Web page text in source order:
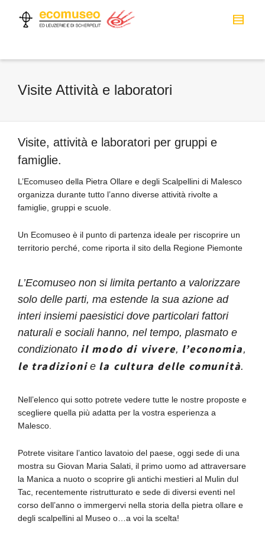
Visite Attività e laboratori
Visite, attività e laboratori per gruppi e
famiglie.
L’Ecomuseo della Pietra Ollare e degli Scalpellini di Malesco
organizza durante tutto l’anno diverse attività rivolte a
famiglie, gruppi e scuole.
Un Ecomuseo è il punto di partenza ideale per riscoprire un
territorio perché, come riporta il sito della Regione Piemonte
L’Ecomuseo non si limita pertanto a valorizzare
solo delle parti, ma estende la sua azione ad
interi insiemi paesistici dove particolari fattori
naturali e sociali hanno, nel tempo, plasmato e
condizionato il modo di vivere, l’economia,
le tradizionie la cultura delle comunità.
Nell’elenco qui sotto potrete vedere tutte le nostre proposte e
scegliere quella più adatta per la vostra esperienza a
Malesco.
Potrete visitare l’antico lavatoio del paese, oggi sede di una
mostra su Giovan Maria Salati, il primo uomo ad attraversare
la Manica a nuoto o scoprire gli antichi mestieri al Mulin dul
Tac, recentemente ristrutturato e sede di diversi eventi nel
corso dell’anno o immergervi nella storia della pietra ollare e
degli scalpellini al Museo o…a voi la scelta!